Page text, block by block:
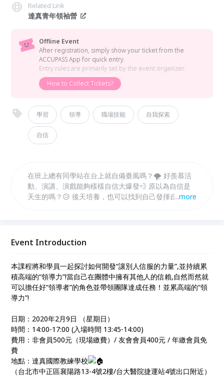
Related Link
達真青年領袖營
Offline Event
After registration, simply show your ticket from the
ACCUPASS App for quick entry.
Entry rules are primarily set by the event organizer.
How to Collect Tickets?
學習 領導 職場技能 自我探索
自信
在班上總有同學站在台上就自備臺風嗎？🌪 好羨慕活
動、演講、演戲能夠樣樣自信大爆發💨 原以為自信是
天生的嗎？😥 後天培養，也可以找到自己發揮自信的
...more
Event Introduction
本課程將和學員一起探討如何開發“讓別人信服的力量”,並持續累
積高端的“領導力”!當自己在團體中擁有其他人的信賴,自然而然就
可以擔任好“領導者”的角色並帶領團隊達成任務！並累高端的“領
導力”!
日期：2020年2月9日 （星期日）
時間：14:00-17:00 (入場時間 13:45-14:00)
費用：非會員500元（現場繳費）/ 友會會員400元 / 年繳會員免
費
地點：達真國際教練學校
（台北市中正區襄陽路13-4號2樓/台大醫院捷運站4號出口附近）